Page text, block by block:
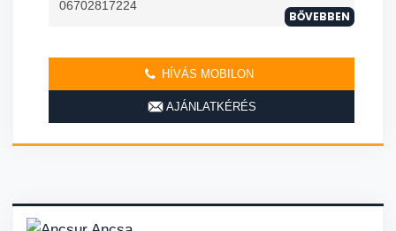
06702817224
BŐVEBBEN
HÍVÁS MOBILON
AJÁNLATKÉRÉS